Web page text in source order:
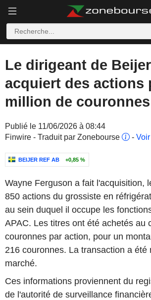
Le dirigeant de
acquiert des actions
million de couronnes
Publié le 11/06/2026 à 08:44
Finwire - Traduit par Zonebourse
-
BEIJER REF AB +0,85 %
Wayne Ferguson a fait l'acquisition,
850 actions du grossiste en
au sein duquel il occupe les
APAC. Les titres ont été achetés au
couronnes par action, pour un
216 couronnes. La transaction a été
marché.
Ces informations proviennent du
de l'autorité de surveillance